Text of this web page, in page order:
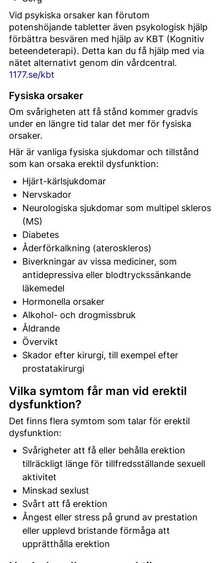
Vid psykiska orsaker kan förutom
potenshöjande tabletter även psykologisk hjälp
förbättra besvären med hjälp av KBT (Kognitiv
beteendeterapi). Detta kan du få hjälp med via
nätet alternativt genom din vårdcentral.
1177.se/kbt
Fysiska orsaker
Om svårigheten att få stånd kommer gradvis
under en längre tid talar det mer för fysiska
orsaker.
Här är vanliga fysiska sjukdomar och tillstånd
som kan orsaka erektil dysfunktion:
Hjärt-kärlsjukdomar
Nervskador
Neurologiska sjukdomar som multipel skleros
(MS)
Diabetes
Åderförkalkning (ateroskleros)
Biverkningar av vissa mediciner, som
antidepressiva eller blodtryckssänkande
läkemedel
Hormonella orsaker
Alkohol- och drogmissbruk
Åldrande
Övervikt
Skador efter kirurgi, till exempel efter
prostatakirurgi
Vilka symtom får man vid erektil
dysfunktion?
Det finns flera symtom som talar för erektil
dysfunktion:
Svårigheter att få eller behålla erektion
tillräckligt länge för tillfredsställande sexuell
aktivitet
Minskad sexlust
Svårt att få erektion
Ångest eller stress på grund av prestation
eller upplevd bristande förmåga att
upprätthålla erektion